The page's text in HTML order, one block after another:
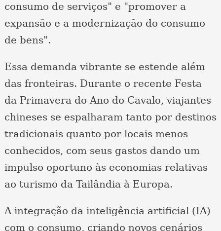
consumo de serviços" e "promover a
expansão e a modernização do consumo
de bens".
Essa demanda vibrante se estende além
das fronteiras. Durante o recente Festa
da Primavera do Ano do Cavalo, viajantes
chineses se espalharam tanto por destinos
tradicionais quanto por locais menos
conhecidos, com seus gastos dando um
impulso oportuno às economias relativas
ao turismo da Tailândia à Europa.
A integração da inteligência artificial (IA)
com o consumo, criando novos cenários